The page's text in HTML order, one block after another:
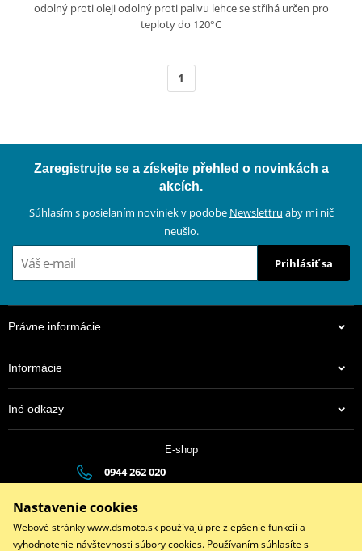
odolný proti oleji odolný proti palivu lehce se stříhá určen pro
teploty do 120°C
1
Zaregistrujte se a získejte přehled o novinkách a
akcích.
Súhlasím s posielaním noviniek v podobe Newslettru aby mi nič
neušlo.
Prihlásiť sa
Právne informácie
Informácie
Iné odkazy
E-shop
0944 262 020
Po-Pia (8:00 - 17:00) | So (9:00 - 12:00)
Nastavenie cookies
Webové stránky www.dsmoto.sk používajú pre zlepšenie funkcií a
vyhodnotenie návštevnosti súbory cookies. Používaním súhlasíte s